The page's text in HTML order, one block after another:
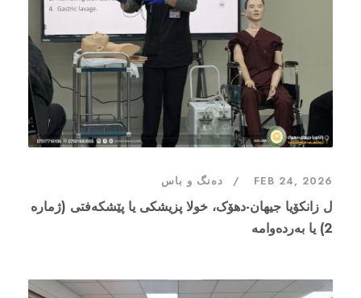
FEB 24, 2026 دەنگ و باس
ل زانکۆیا جیهان-دهۆک، خولا پزیشکی یا پێشکەفتی (ژمارە
2) یا بەردەوامە